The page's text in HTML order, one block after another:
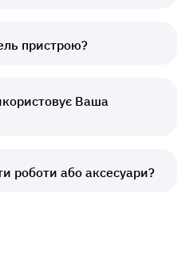
пристрою?
Ваша
роботи або аксесуари?